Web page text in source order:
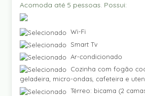
Acomoda até 5 pessoas. Possui:
Wi-Fi
Smart Tv
Ar-condicionado
Cozinha com fogão
geladeira, micro-ondas, cafeteira e
Térreo: bicama (2